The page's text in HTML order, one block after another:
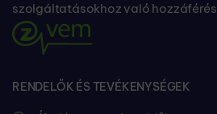
szolgáltatásokhoz való hozzáférés
RENDELŐK ÉS TEVÉKENYSÉGEK